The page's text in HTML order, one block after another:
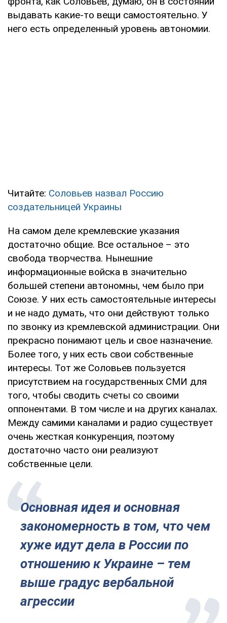
выдавать какие-то вещи самостоятельно. У
него есть определенный уровень автономии.
Читайте: Соловьев назвал Россию
создательницей Украины
На самом деле кремлевские указания
достаточно общие. Все остальное – это
свобода творчества. Нынешние
информационные войска в значительно
большей степени автономны, чем было при
Союзе. У них есть самостоятельные интересы
и не надо думать, что они действуют только
по звонку из кремлевской администрации. Они
прекрасно понимают цель и свое назначение.
Более того, у них есть свои собственные
интересы. Тот же Соловьев пользуется
присутствием на государственных СМИ для
того, чтобы сводить счеты со своими
оппонентами. В том числе и на других каналах.
Между самими каналами и радио существует
очень жесткая конкуренция, поэтому
достаточно часто они реализуют
собственные цели.
Основная идея и основная
закономерность в том, что чем
хуже идут дела в России по
отношению к Украине – тем
выше градус вербальной
агрессии